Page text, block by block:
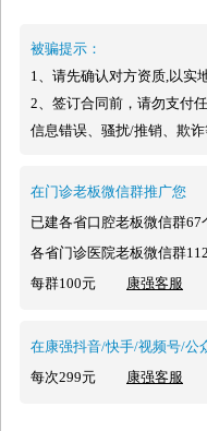
被骗提示：
1、请先确认对方资质,以实
2、签订合同前，请勿支付
信息错误、骚扰/推销、欺
在门诊老板微信群推广您
已建各省口腔老板微信群67
各省门诊医院老板微信群
每群100元
康强客服
在康强抖音/快手/视频号/公
每次299元
康强客服